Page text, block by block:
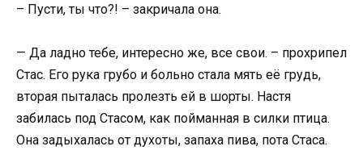
– Пусти, ты что?! – закричала она.
— Да ладно тебе, интересно же, все свои. – прохрипел
Стас. Его рука грубо и больно стала мять её грудь,
вторая пыталась пролезть ей в шорты. Настя
забилась под Стасом, как пойманная в силки птица.
Она задыхалась от духоты, запаха пива, пота Стаса.